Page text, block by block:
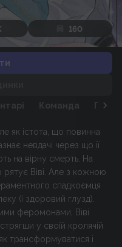
160
Команда
як істота, що повинна
невдачі через що її
на вірну смерть. На
рятує Віві. Але з кожною
спадкоємця
(і здоровий глузд).
феромонами, Віві
у своїй кролячій
трансформуватися і